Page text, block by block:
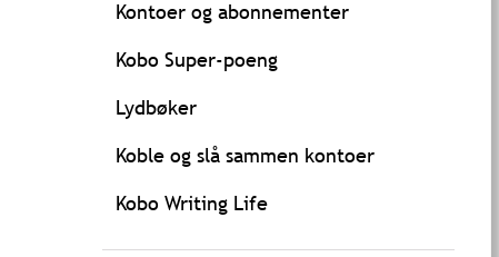
Kontoer og abonnementer
Kobo Super-poeng
Lydbøker
Koble og slå sammen kontoer
Kobo Writing Life